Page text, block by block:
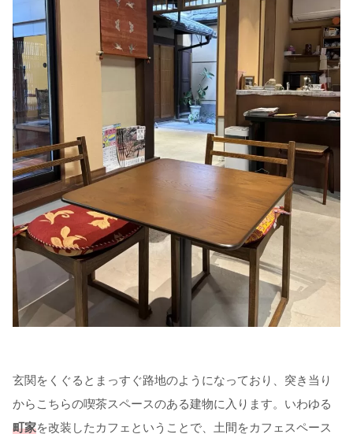
玄関をくぐるとまっすぐ路地のようになっており、突き当り
からこちらの喫茶スペースのある建物に入ります。いわゆる
町家を改装したカフェということで、土間をカフェスペース